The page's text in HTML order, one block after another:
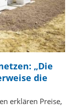
„Die
die
erklären Preise,